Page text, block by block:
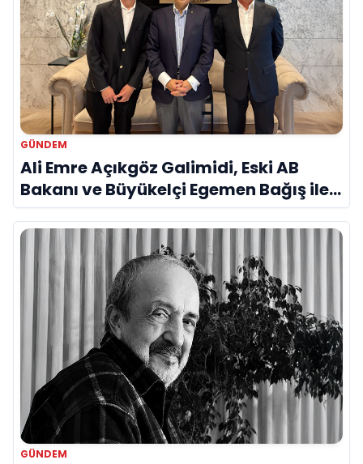
GÜNDEM
Ali Emre Açıkgöz Galimidi, Eski AB
Bakanı ve Büyükelçi Egemen Bağış ile
Bir Araya Geldi
GÜNDEM